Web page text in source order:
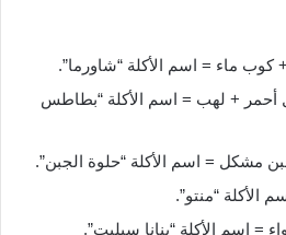
ماء = اسم الأكلة “شاورما”.
+ لهب = اسم الأكلة “بطاطس
مشكل = اسم الأكلة “حلوة الجبن”.
= اسم الأكلة “بنانا سبليت”.